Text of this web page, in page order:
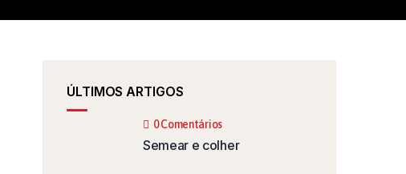
ÚLTIMOS ARTIGOS
0 Comentários
Semear e colher